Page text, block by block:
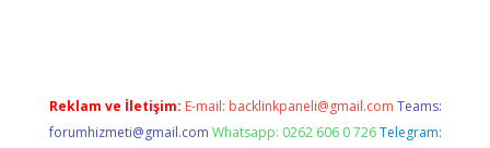
Reklam ve İletişim: E-mail: backlinkpaneli@gmail.com Teams:
forumhizmeti@gmail.com Whatsapp: 0262 606 0 726 Telegram: